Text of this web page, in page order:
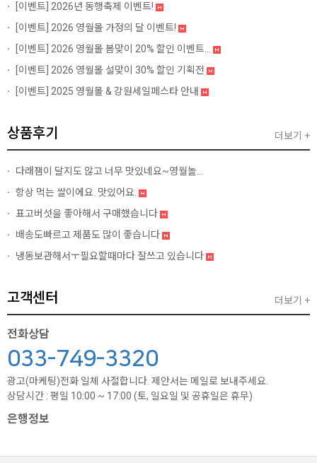
[이벤트] 2026년 동행축제 이벤트!
[이벤트] 2026 영월몰 가정의 달 이벤트!
[이벤트] 2026 영월몰 봄맞이 20% 할인 이벤트...
[이벤트] 2026 영월몰 설맞이 30% 할인 기획전
[이벤트] 2025 영월몰 & 강원세일페스타 안내
상품후기
다래잼이 달지도 않고 너무 맛있네요~영월놀...
항상 먹는 쌀이에요. 맛있어요.
표고버섯을 좋아해서 구매했습니다
배송도빠르고 제품도 많이 좋습니다
냉동보관해서ㅜ필요할때마다 잘쓰고 있습니다
더보기 +
고객센터
전화상담
033-749-3320
광고(마케팅)전화 일체 사절합니다. 제안서는 메일로 보내주세요.
상담시간 : 평일 10:00 ~ 17:00 (토, 일요일 및 공휴일은 휴무)
은행정보
더보기 +